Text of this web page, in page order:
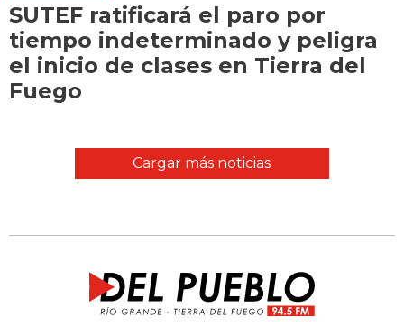
SUTEF ratificará el paro por
tiempo indeterminado y peligra
el inicio de clases en Tierra del
Fuego
Cargar más noticias